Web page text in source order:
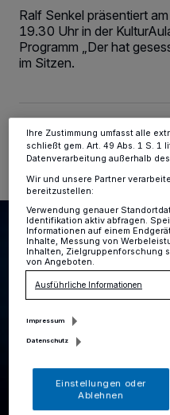
Ralf Senkel präsentiert
19.30 Uhr in der
Programm „Der hat
im Sitzen.
08.05.2026 , 07:24 Uhr 2
Tracking-Technologien für die
verarbeiten Daten, um Ihnen
Zwecke. Wenn Tracker
Anzeigen möglicherweise nicht
dieses Menü jederzeit wieder
Ihre Zustimmung umfasst alle
schließt gem. Art. 49 Abs. 1 S. 1
Datenverarbeitung außerhalb
Wir und unsere Partner
bereitzustellen:
Verwendung genauer
Identifikation aktiv abfragen.
Informationen auf einem
Inhalte, Messung von
Inhalten, Zielgruppenforschung
von Angeboten.
Ausführliche Informationen
Impressum
Datenschutz
Einstellungen oder
Ablehnen